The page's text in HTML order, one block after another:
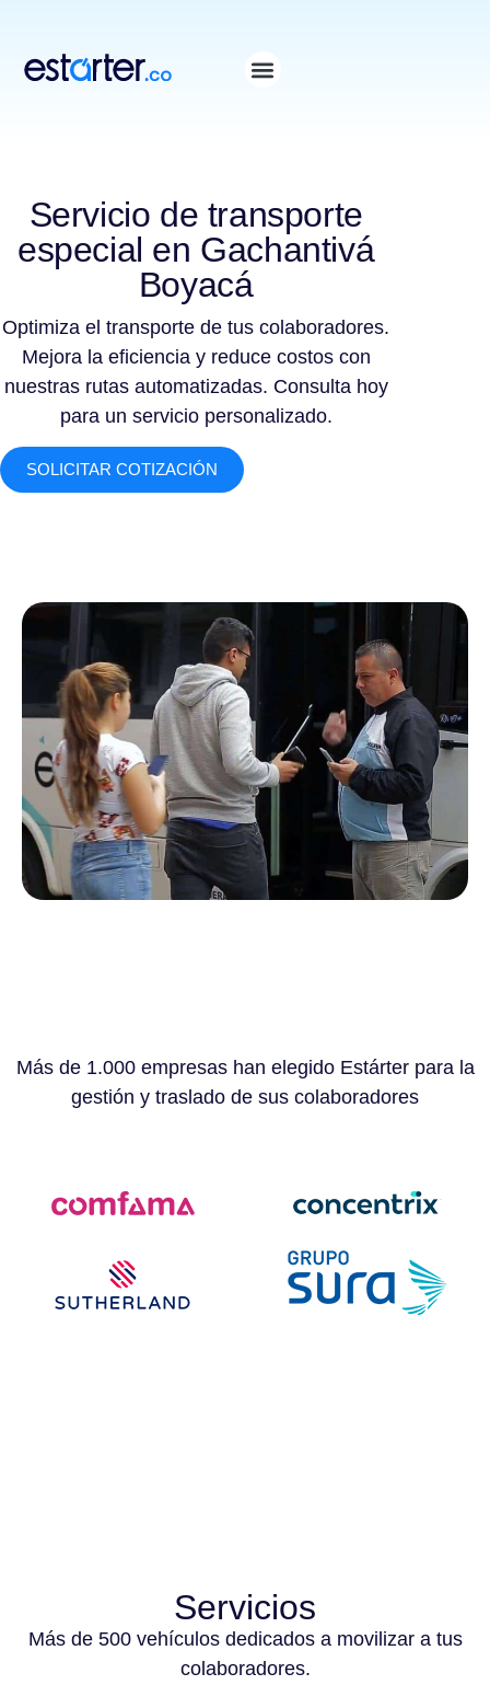
Servicio de transporte
especial en Gachantivá
Boyacá
Optimiza el transporte de tus colaboradores.
Mejora la eficiencia y reduce costos con
nuestras rutas automatizadas. Consulta hoy
para un servicio personalizado.
SOLICITAR COTIZACIÓN
Más de 1.000 empresas han elegido Estárter para la
gestión y traslado de sus colaboradores
Servicios
Más de 500 vehículos dedicados a movilizar a tus
colaboradores.